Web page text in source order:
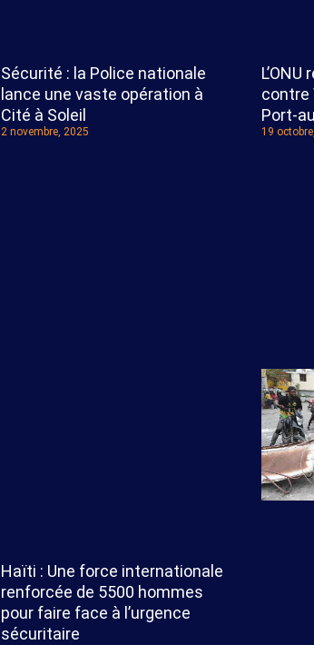
Sécurité : la Police nationale
lance une vaste opération à
Cité à Soleil
2 novembre, 2025
contre
Port-
19
Haïti : Une force internationale
renforcée de 5500 hommes
pour faire face à l’urgence
sécuritaire